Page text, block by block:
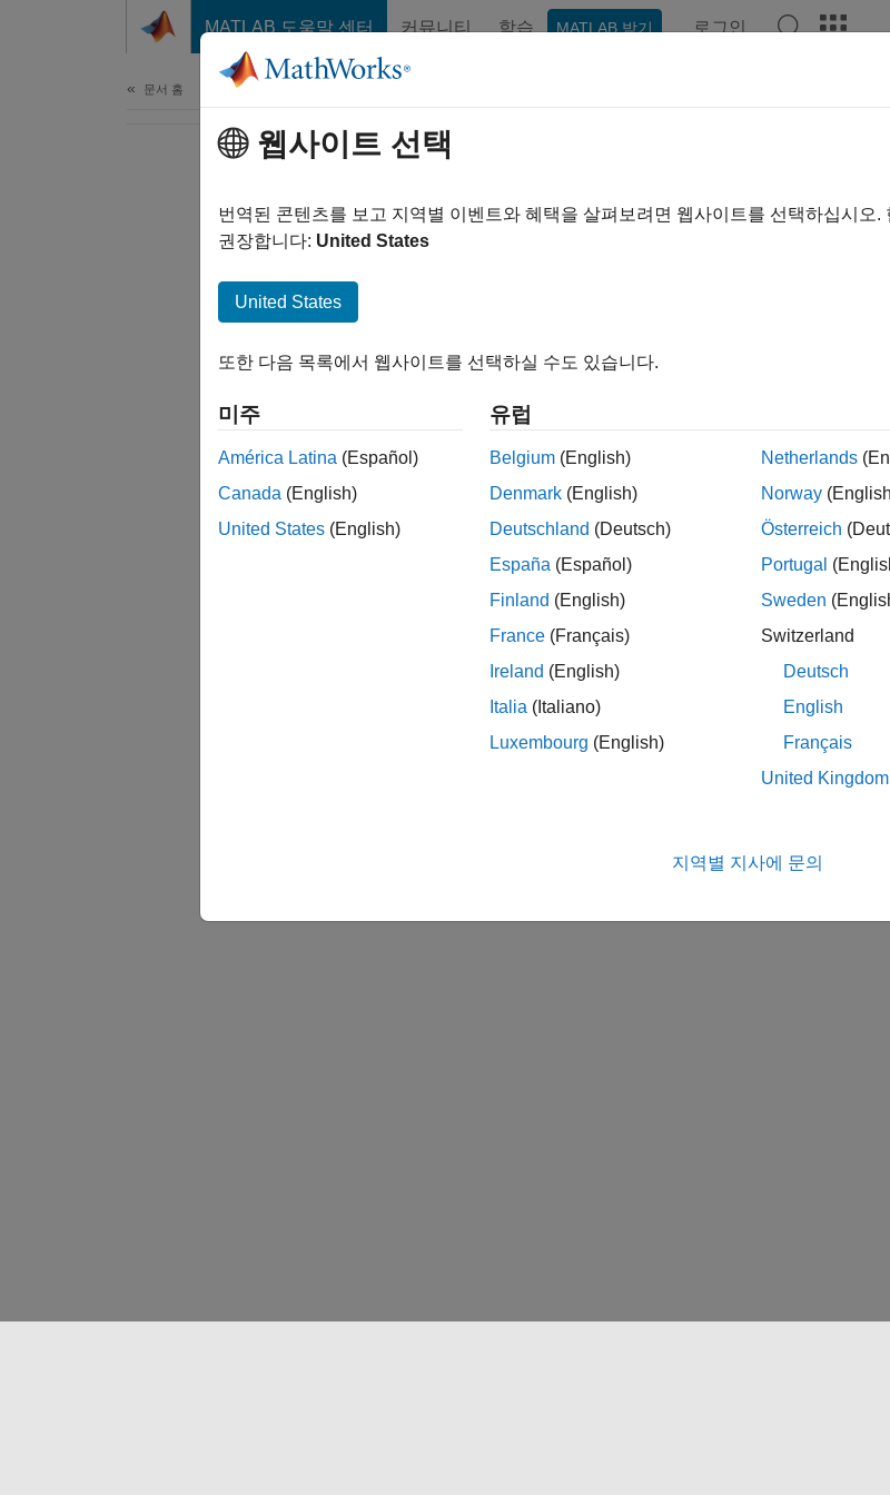
MATLAB 도움말 센터 커뮤니티 학습 MATLAB 받기 로그인
문서 홈
웹사이트 선택
번역된 콘텐츠를 보고 지역별 이벤트와 혜택을 살펴보려면 웹사이트를 선택하십시오
권장합니다: United States
United States
또한 다음 목록에서 웹사이트를 선택하실 수도 있습니다.
미주
América Latina (Español)
Canada (English)
United States (English)
유럽
Belgium (English)
Denmark (English)
Deutschland (Deutsch)
España (Español)
Finland (English)
France (Français)
Ireland (English)
Italia (Italiano)
Luxembourg (English)
Netherlands
Norway
Österreich
Portugal
Sweden
Switzerland
Deutsch
English
Français
United Kingdom
지역별 지사에 문의